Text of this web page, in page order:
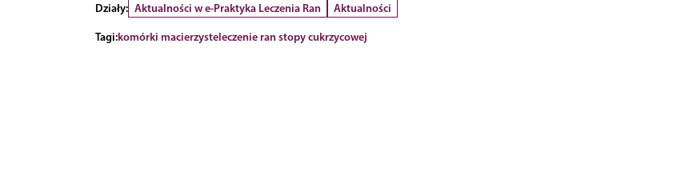
Działy: Aktualności w e-Praktyka Leczenia Ran
Aktualności
Tagi:komórki macierzysteleczenie ran stopy cukrzycowej